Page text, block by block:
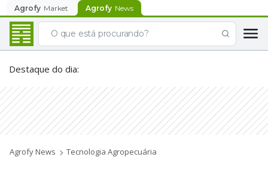
Agrofy Market Agrofy News
Destaque do dia:
Agrofy News Tecnologia Agropecuária